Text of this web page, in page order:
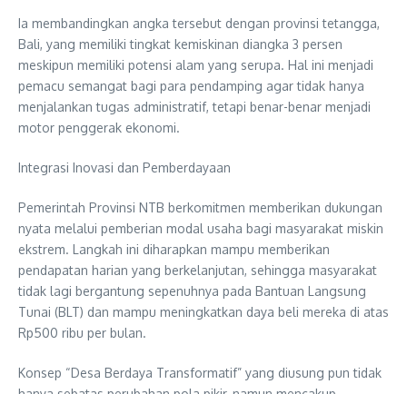
Ia membandingkan angka tersebut dengan provinsi tetangga,
Bali, yang memiliki tingkat kemiskinan diangka 3 persen
meskipun memiliki potensi alam yang serupa. Hal ini menjadi
pemacu semangat bagi para pendamping agar tidak hanya
menjalankan tugas administratif, tetapi benar-benar menjadi
motor penggerak ekonomi.
Integrasi Inovasi dan Pemberdayaan
Pemerintah Provinsi NTB berkomitmen memberikan dukungan
nyata melalui pemberian modal usaha bagi masyarakat miskin
ekstrem. Langkah ini diharapkan mampu memberikan
pendapatan harian yang berkelanjutan, sehingga masyarakat
tidak lagi bergantung sepenuhnya pada Bantuan Langsung
Tunai (BLT) dan mampu meningkatkan daya beli mereka di atas
Rp500 ribu per bulan.
Konsep “Desa Berdaya Transformatif” yang diusung pun tidak